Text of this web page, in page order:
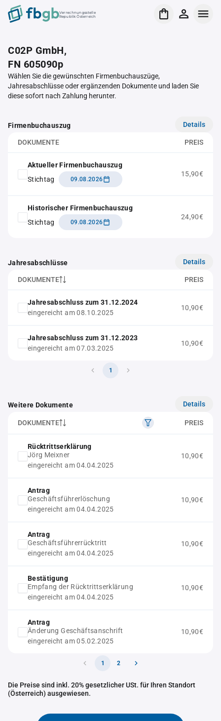
Verrechnungsstelle
Republik Österreich
C02P GmbH,
FN 605090p
Wählen Sie die gewünschten Firmenbuchauszüge,
Jahresabschlüsse oder ergänzenden Dokumente und laden Sie
diese sofort nach Zahlung herunter.
Firmenbuchauszug Details
DOKUMENTE PREIS
Aktueller Firmenbuchauszug
Stichtag
09.08.2026
15,90€
Historischer Firmenbuchauszug
Stichtag
09.08.2026
24,90€
Jahresabschlüsse Details
DOKUMENTE PREIS
Jahresabschluss zum 31.12.2024
eingereicht am 08.10.2025
10,90€
Jahresabschluss zum 31.12.2023
eingereicht am 07.03.2025
10,90€
1
Weitere Dokumente Details
DOKUMENTE PREIS
Rücktrittserklärung
Jörg Meixner
eingereicht am 04.04.2025
10,90€
Antrag
Geschäftsführerlöschung
eingereicht am 04.04.2025
10,90€
Antrag
Geschäftsführerrücktritt
eingereicht am 04.04.2025
10,90€
Bestätigung
Empfang der Rücktrittserklärung
eingereicht am 04.04.2025
10,90€
Antrag
Änderung Geschäftsanschrift
eingereicht am 05.02.2025
10,90€
1 2
Die Preise sind inkl. 20% gesetzlicher USt. für Ihren Standort
(Österreich) ausgewiesen.